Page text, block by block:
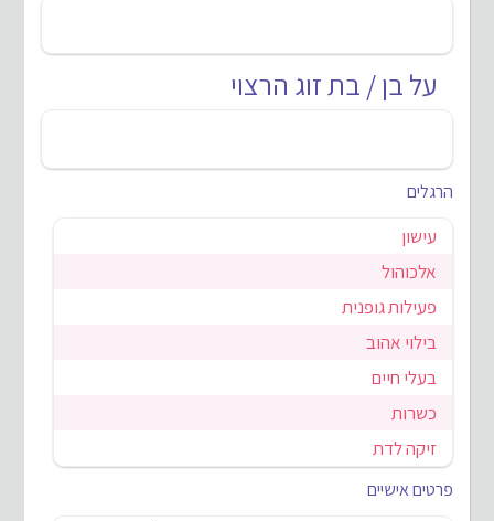
על בן / בת זוג הרצוי
הרגלים
עישון
אלכוהול
פעילות גופנית
בילוי אהוב
בעלי חיים
כשרות
זיקה לדת
פרטים אישיים